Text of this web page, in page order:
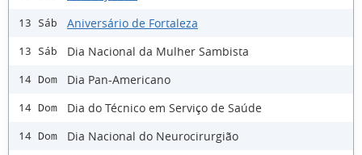
13 Sáb Aniversário de Fortaleza
13 Sáb Dia Nacional da Mulher Sambista
14 Dom Dia Pan-Americano
14 Dom Dia do Técnico em Serviço de Saúde
14 Dom Dia Nacional do Neurocirurgião